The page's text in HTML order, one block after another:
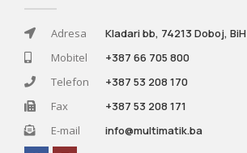
Adresa
Kladari bb, 74213 Doboj, BiH
Mobitel
+387 66 705 800
Telefon
+387 53 208 170
Fax
+387 53 208 171
E-mail
info@multimatik.ba